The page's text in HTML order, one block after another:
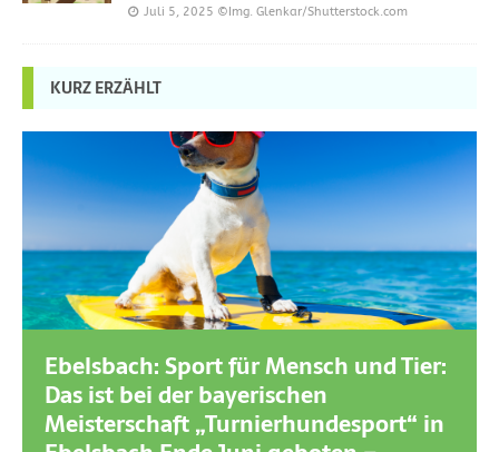
Juli 5, 2025 ©Img. Glenkar/Shutterstock.com
KURZ ERZÄHLT
Ebelsbach: Sport für Mensch und Tier:
Das ist bei der bayerischen
Meisterschaft „Turnierhundesport“ in